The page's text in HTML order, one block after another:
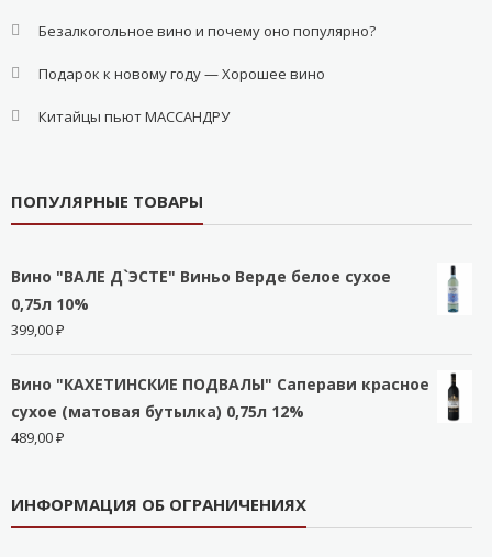
Безалкогольное вино и почему оно популярно?
Подарок к новому году — Хорошее вино
Китайцы пьют МАССАНДРУ
ПОПУЛЯРНЫЕ ТОВАРЫ
Вино "ВАЛЕ Д`ЭСТЕ" Виньо Верде белое сухое
0,75л 10%
399,00₽
Вино "КАХЕТИНСКИЕ ПОДВАЛЫ" Саперави красное
сухое (матовая бутылка) 0,75л 12%
489,00₽
ИНФОРМАЦИЯ ОБ ОГРАНИЧЕНИЯХ